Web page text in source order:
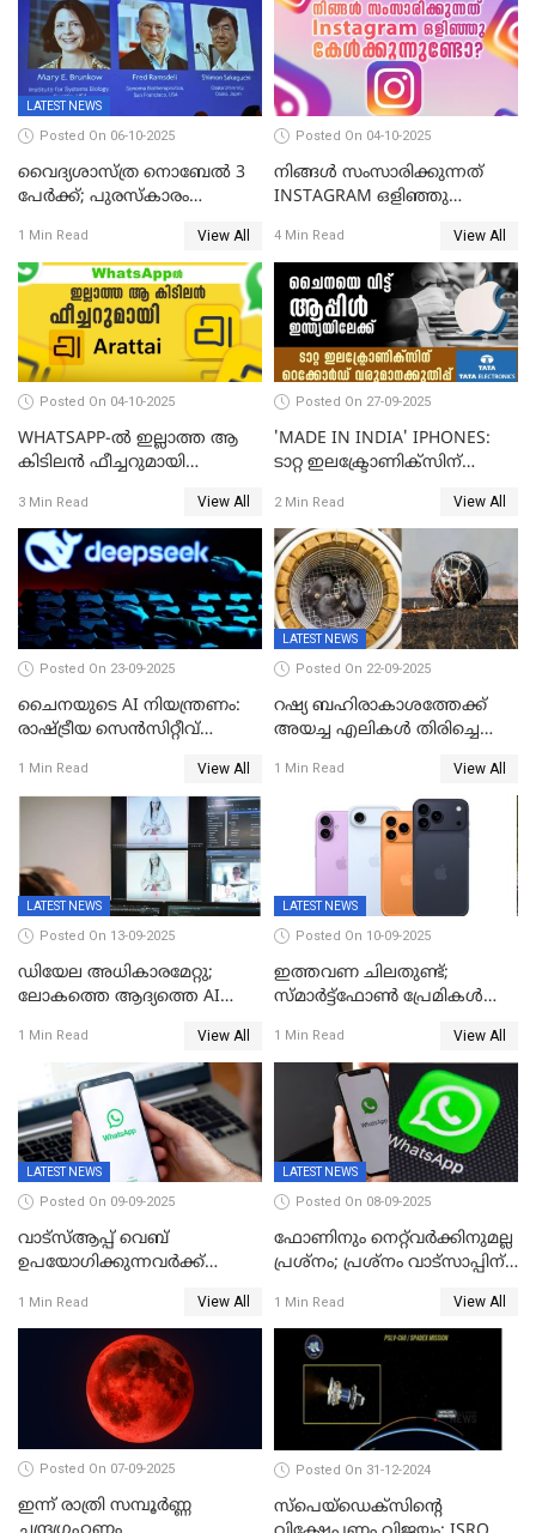
LATEST NEWS
Posted On 06-10-2025
വൈദ്യശാസ്ത്ര നൊബേൽ 3
പേർക്ക്; പുരസ്കാരം
ബന്ധപ്പെട്ട ഗവേഷണത്തിന്
1 Min Read View All
Posted On 04-10-2025
നിങ്ങൾ സംസാരിക്കുന്നത്
INSTAGRAM ഒളിഞ്ഞു
ഇതാണ്!
4 Min Read View All
Posted On 04-10-2025
WHATSAPP-ൽ ഇല്ലാത്ത ആ
കിടിലൻ ഫീച്ചറുമായി
3 Min Read View All
Posted On 27-09-2025
'MADE IN INDIA' IPHONES:
ടാറ്റ ഇലക്ട്രോണിക്സിന്
2 Min Read View All
Posted On 23-09-2025
ചൈനയുടെ AI നിയന്ത്രണം:
രാഷ്ട്രീയ സെൻസിറ്റീവ്
ഡീപ് സീക്ക്-ആർ1-സേഫ്
1 Min Read View All
LATEST NEWS
Posted On 22-09-2025
റഷ്യ ബഹിരാകാശത്തേക്ക്‌
അയച്ച എലികൾ തിരിച്ചെത്തി;
ജീവനോടെ എത്തിയവ 75
1 Min Read View All
LATEST NEWS
Posted On 13-09-2025
ഡിയേല അധികാരമേറ്റു;
ലോകത്തെ ആദ്യത്തെ AI
വേണ്ട, കൈക്കൂലി വാങ്ങില്ല;
'ആരും കൊതിച്ചുപോകും
ഇങ്ങനെയൊരു ക്യാബിനറ്റ്
മന്ത്രിയെ
1 Min Read View All
LATEST NEWS
Posted On 10-09-2025
ഇത്തവണ ചിലതുണ്ട്;
സ്മാർട്ട്ഫോൺ പ്രേമികൾക്ക്
പക്ഷേ വിലയോ..; ഐഫോൺ
17 സീരീസ് ഫോണുകള്‍
അവതരിപ്പിച്ചു
1 Min Read View All
LATEST NEWS
Posted On 09-09-2025
വാട്‌സ്ആപ്പ് വെബ്
ഉപയോഗിക്കുന്നവർക്ക്
ചാറ്റിൽ പണികിട്ടി
ഉപഭോക്താക്കൾ
1 Min Read View All
LATEST NEWS
Posted On 08-09-2025
ഫോണിനും നെറ്റ്‌വര്‍ക്കിനുമല്ല
പ്രശ്നം; പ്രശ്‌നം വാട്സാപ്പിന്
1 Min Read View All
Posted On 07-09-2025
ഇന്ന് രാത്രി സമ്പൂര്‍ണ്ണ
Posted On 31-12-2024
സ്‌പെയ്‌ഡെക്‌സിൻ്റെ